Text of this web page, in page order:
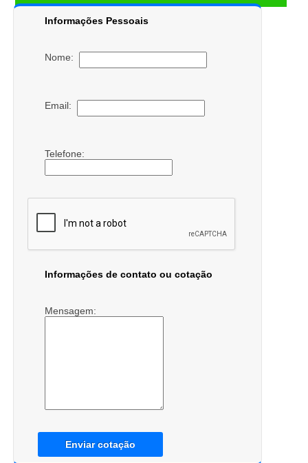
Informações Pessoais
Nome:
Email:
Telefone:
Informações de contato ou cotação
Mensagem:
Enviar cotação